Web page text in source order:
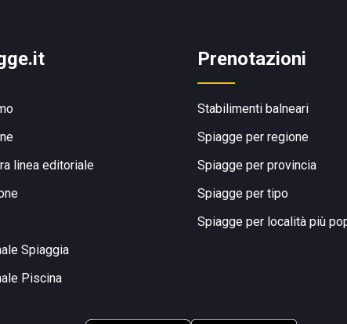
linea editoriale
Spiaggia
Piscina
Prenotazioni
Stabilimenti balneari
Spiagge per regione
Spiagge per provincia
Spiagge per tipo
Spiagge per località più